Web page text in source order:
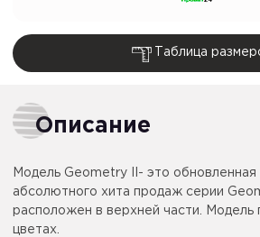
Таблица
Описание
Модель Geometry II- это обновленная
абсолютного хита продаж серии
расположен в верхней части. Модель
цветах.